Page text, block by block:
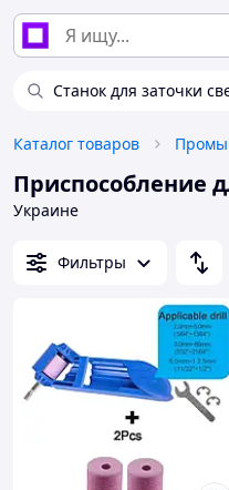
Станок для заточки
Каталог товаров
Приспособление
Украине
Фильтры